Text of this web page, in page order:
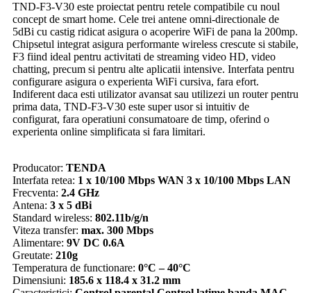
TND-F3-V30 este proiectat pentru retele compatibile cu noul
concept de smart home. Cele trei antene omni-directionale de
5dBi cu castig ridicat asigura o acoperire WiFi de pana la 200mp.
Chipsetul integrat asigura performante wireless crescute si stabile,
F3 fiind ideal pentru activitati de streaming video HD, video
chatting, precum si pentru alte aplicatii intensive. Interfata pentru
configurare asigura o experienta WiFi cursiva, fara efort.
Indiferent daca esti utilizator avansat sau utilizezi un router pentru
prima data, TND-F3-V30 este super usor si intuitiv de
configurat, fara operatiuni consumatoare de timp, oferind o
experienta online simplificata si fara limitari.
Producator: TENDA
Interfata retea: 1 x 10/100 Mbps WAN 3 x 10/100 Mbps LAN
Frecventa: 2.4 GHz
Antena: 3 x 5 dBi
Standard wireless: 802.11b/g/n
Viteza transfer: max. 300 Mbps
Alimentare: 9V DC 0.6A
Greutate: 210g
Temperatura de functionare: 0°C – 40°C
Dimensiuni: 185.6 x 118.4 x 31.2 mm